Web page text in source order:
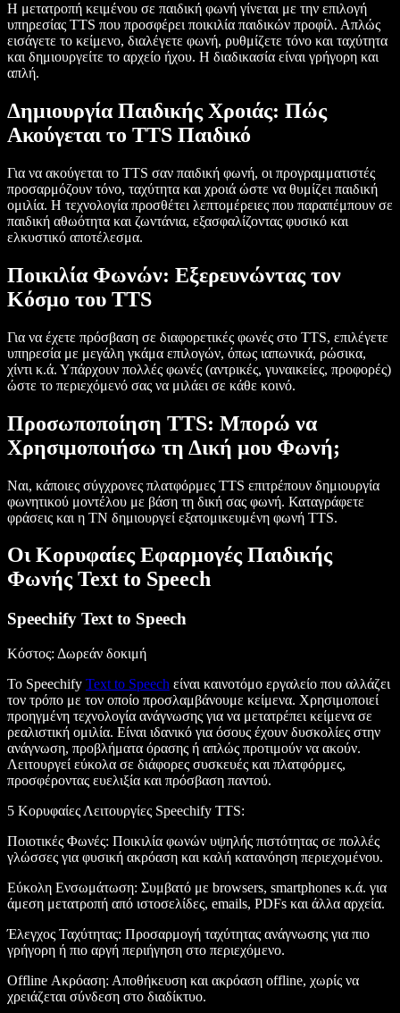
Η μετατροπή κειμένου σε παιδική φωνή γίνεται με την επιλογή
υπηρεσίας TTS που προσφέρει ποικιλία παιδικών προφίλ. Απλώς
εισάγετε το κείμενο, διαλέγετε φωνή, ρυθμίζετε τόνο και ταχύτητα
και δημιουργείτε το αρχείο ήχου. Η διαδικασία είναι γρήγορη και
απλή.
Δημιουργία Παιδικής Χροιάς: Πώς
Ακούγεται το TTS Παιδικό
Για να ακούγεται το TTS σαν παιδική φωνή, οι προγραμματιστές
προσαρμόζουν τόνο, ταχύτητα και χροιά ώστε να θυμίζει παιδική
ομιλία. Η τεχνολογία προσθέτει λεπτομέρειες που παραπέμπουν σε
παιδική αθωότητα και ζωντάνια, εξασφαλίζοντας φυσικό και
ελκυστικό αποτέλεσμα.
Ποικιλία Φωνών: Εξερευνώντας τον
Κόσμο του TTS
Για να έχετε πρόσβαση σε διαφορετικές φωνές στο TTS, επιλέγετε
υπηρεσία με μεγάλη γκάμα επιλογών, όπως ιαπωνικά, ρώσικα,
χίντι κ.ά. Υπάρχουν πολλές φωνές (αντρικές, γυναικείες, προφορές)
ώστε το περιεχόμενό σας να μιλάει σε κάθε κοινό.
Προσωποποίηση TTS: Μπορώ να
Χρησιμοποιήσω τη Δική μου Φωνή;
Ναι, κάποιες σύγχρονες πλατφόρμες TTS επιτρέπουν δημιουργία
φωνητικού μοντέλου με βάση τη δική σας φωνή. Καταγράφετε
φράσεις και η ΤΝ δημιουργεί εξατομικευμένη φωνή TTS.
Οι Κορυφαίες Εφαρμογές Παιδικής
Φωνής Text to Speech
Speechify Text to Speech
Κόστος: Δωρεάν δοκιμή
Το Speechify Text to Speech είναι καινοτόμο εργαλείο που αλλάζει
τον τρόπο με τον οποίο προσλαμβάνουμε κείμενα. Χρησιμοποιεί
προηγμένη τεχνολογία ανάγνωσης για να μετατρέπει κείμενα σε
ρεαλιστική ομιλία. Είναι ιδανικό για όσους έχουν δυσκολίες στην
ανάγνωση, προβλήματα όρασης ή απλώς προτιμούν να ακούν.
Λειτουργεί εύκολα σε διάφορες συσκευές και πλατφόρμες,
προσφέροντας ευελιξία και πρόσβαση παντού.
5 Κορυφαίες Λειτουργίες Speechify TTS:
Ποιοτικές Φωνές: Ποικιλία φωνών υψηλής πιστότητας σε πολλές
γλώσσες για φυσική ακρόαση και καλή κατανόηση περιεχομένου.
Εύκολη Ενσωμάτωση: Συμβατό με browsers, smartphones κ.ά. για
άμεση μετατροπή από ιστοσελίδες, emails, PDFs και άλλα αρχεία.
Έλεγχος Ταχύτητας: Προσαρμογή ταχύτητας ανάγνωσης για πιο
γρήγορη ή πιο αργή περιήγηση στο περιεχόμενο.
Offline Ακρόαση: Αποθήκευση και ακρόαση offline, χωρίς να
χρειάζεται σύνδεση στο διαδίκτυο.